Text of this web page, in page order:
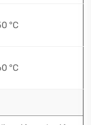
°C
°C